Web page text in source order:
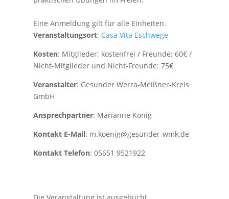
Eine Anmeldung gilt für alle Einheiten.
Veranstaltungsort: Casa Vita Eschwege
Kosten: Mitglieder: kostenfrei / Freunde: 60€ /
Nicht-Mitglieder und Nicht-Freunde: 75€
Veranstalter: Gesunder Werra-Meißner-Kreis
GmbH
Ansprechpartner: Marianne König
Kontakt E-Mail: m.koenig@gesunder-wmk.de
Kontakt Telefon: 05651 9521922